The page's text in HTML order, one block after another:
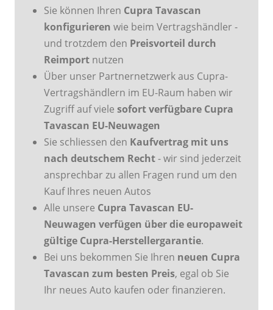
Sie können Ihren Cupra Tavascan
konfigurieren wie beim Vertragshändler -
und trotzdem den Preisvorteil durch
Reimport nutzen
Über unser Partnernetzwerk aus Cupra-
Vertragshändlern im EU-Raum haben wir
Zugriff auf viele sofort verfügbare Cupra
Tavascan EU-Neuwagen
Sie schliessen den Kaufvertrag mit uns
nach deutschem Recht- wir sind jederzeit
ansprechbar zu allen Fragen rund um den
Kauf Ihres neuen Autos
Alle unsere Cupra Tavascan EU-
Neuwagen verfügen über die europaweit
gültige Cupra-Herstellergarantie.
Bei uns bekommen Sie Ihren neuen Cupra
Tavascan zum besten Preis, egal ob Sie
Ihr neues Auto kaufen oder finanzieren.